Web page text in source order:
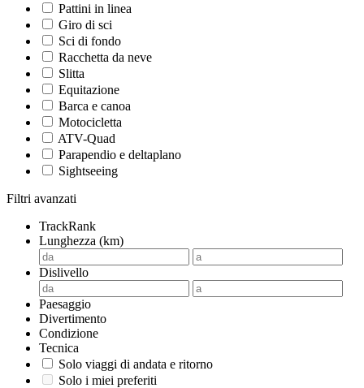
Pattini in linea
Giro di sci
Sci di fondo
Racchetta da neve
Slitta
Equitazione
Barca e canoa
Motocicletta
ATV-Quad
Parapendio e deltaplano
Sightseeing
Filtri avanzati
TrackRank
Lunghezza (km)
Dislivello
Paesaggio
Divertimento
Condizione
Tecnica
Solo viaggi di andata e ritorno
Solo i miei preferiti